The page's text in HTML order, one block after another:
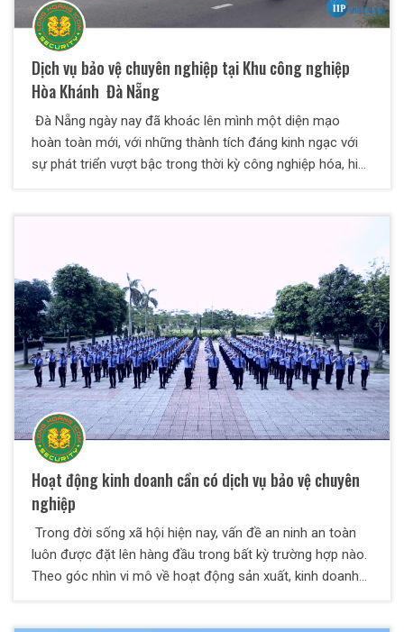
Dịch vụ bảo vệ chuyên nghiệp tại Khu công nghiệp
Hòa Khánh Đà Nẵng
Đà Nẵng ngày nay đã khoác lên mình một diện mạo
hoàn toàn mới, với những thành tích đáng kinh ngạc với
sự phát triển vượt bậc trong thời kỳ công nghiệp hóa, hiện
Hoạt động kinh doanh cần có dịch vụ bảo vệ chuyên
nghiệp
Trong đời sống xã hội hiện nay, vấn đề an ninh an toàn
luôn được đặt lên hàng đầu trong bất kỳ trường hợp nào.
Theo góc nhìn vi mô về hoạt động sản xuất, kinh doanh